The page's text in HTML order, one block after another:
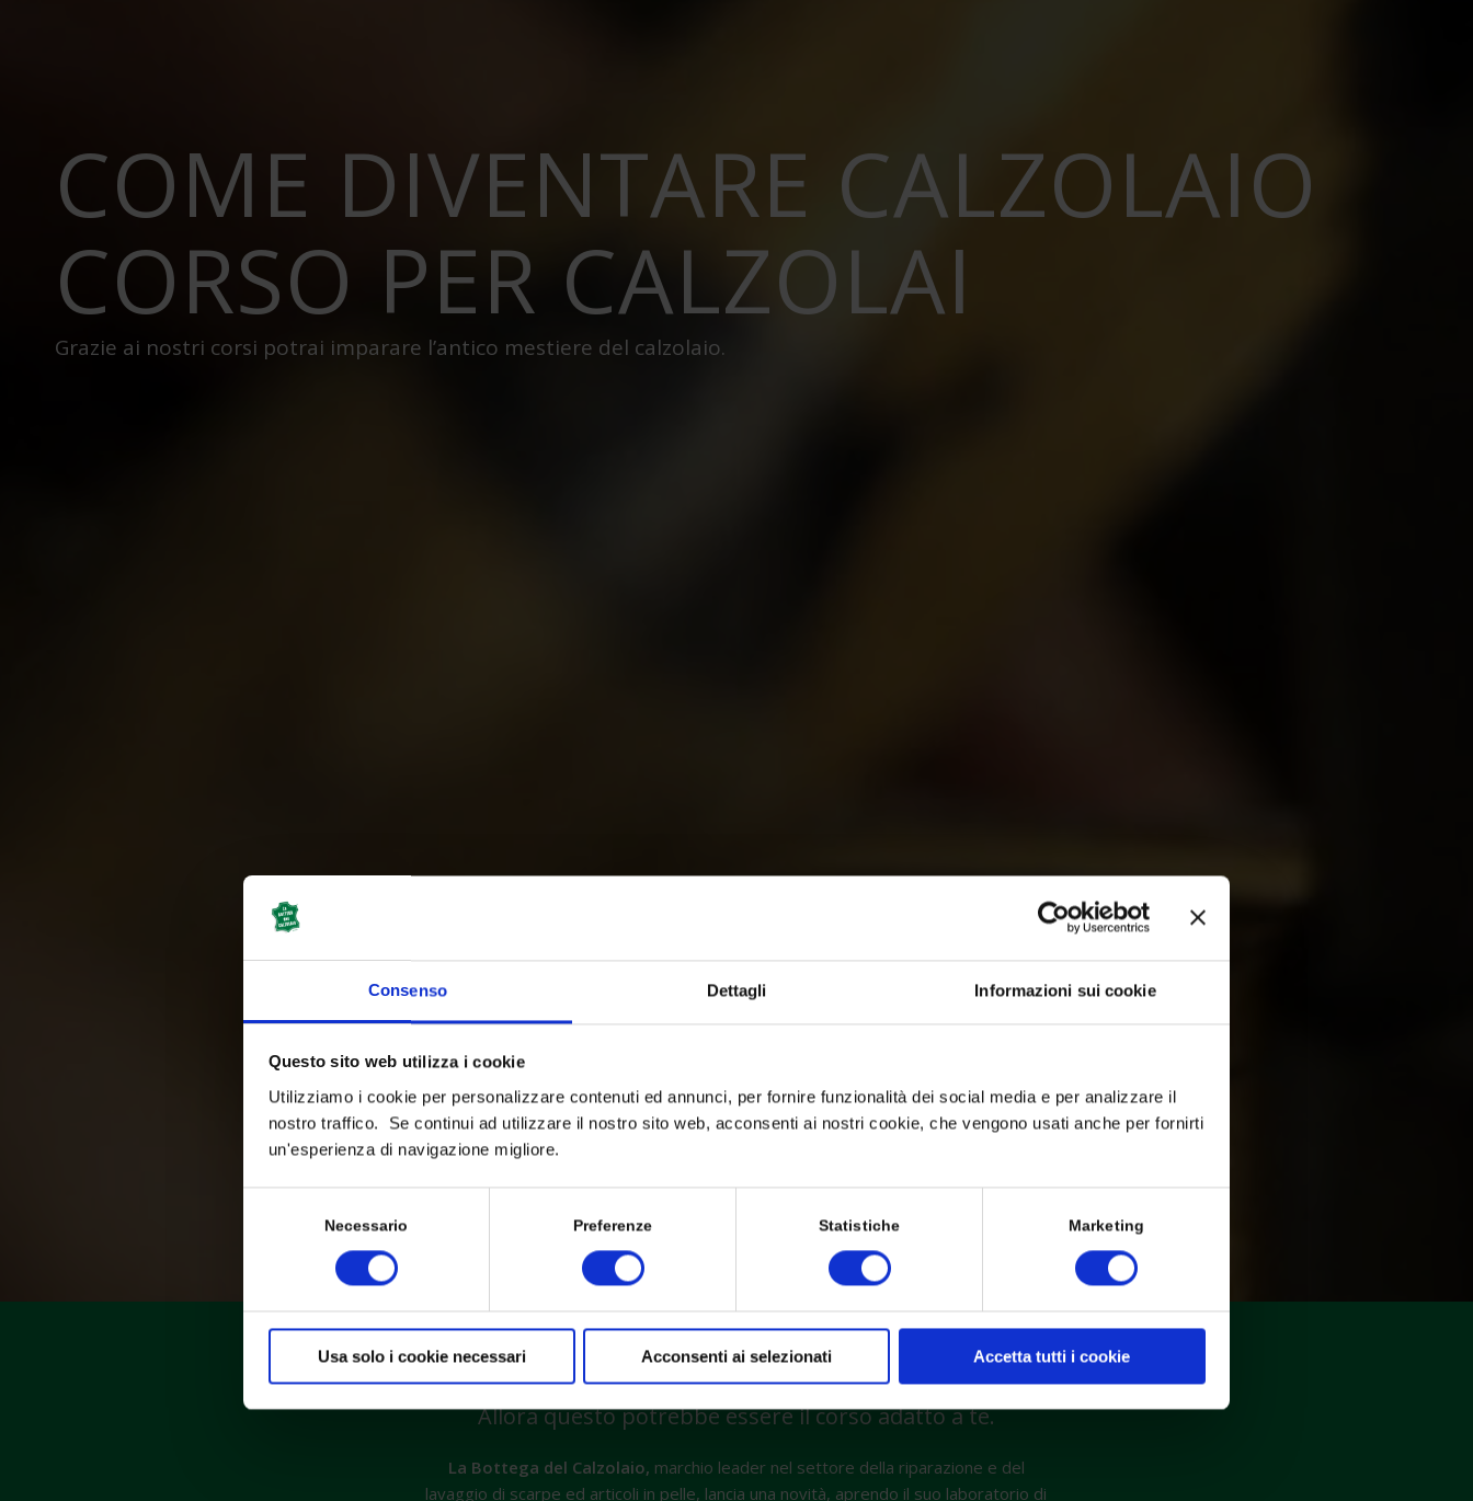
Consenso Dettagli Informazioni sui cookie
Questo sito web utilizza i cookie
Utilizziamo i cookie per personalizzare contenuti ed annunci, per fornire funzionalità dei social media e per analizzare il
nostro traffico. Se continui ad utilizzare il nostro sito web, acconsenti ai nostri cookie, che vengono usati anche per fornirti
un'esperienza di navigazione migliore.
Necessario Preferenze Statistiche Marketing
Usa solo i cookie necessari Acconsenti ai selezionati Accetta tutti i cookie
COME DIVENTARE CALZOLAIO
CORSO PER CALZOLAI
Grazie ai nostri corsi potrai imparare l’antico mestiere del calzolaio.
Cerchi lavoro?
Vorresti cambiarlo oppure ampliare le tue conoscenze nel settore dell’artigianato?
Allora questo potrebbe essere il corso adatto a te.
La Bottega del Calzolaio, marchio leader nel settore della riparazione e del
lavaggio di scarpe ed articoli in pelle, lancia una novità, aprendo il suo laboratorio di